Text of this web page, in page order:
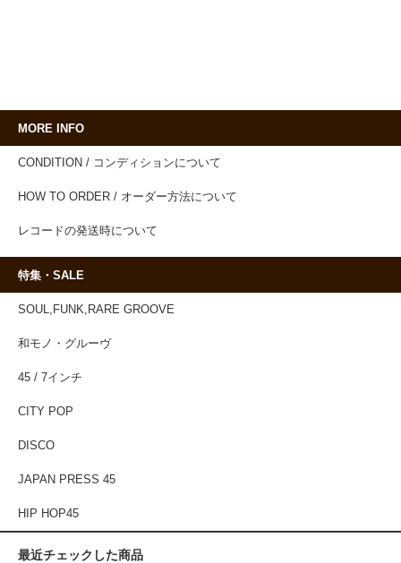
MORE INFO
CONDITION / コンディションについて
HOW TO ORDER / オーダー方法について
レコードの発送時について
特集・SALE
SOUL,FUNK,RARE GROOVE
和モノ・グルーヴ
45 / 7インチ
CITY POP
DISCO
JAPAN PRESS 45
HIP HOP45
最近チェックした商品